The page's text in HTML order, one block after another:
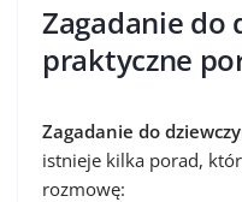
Zagadanie do
praktyczne
Zagadanie do
istnieje kilka porad,
rozmowę: